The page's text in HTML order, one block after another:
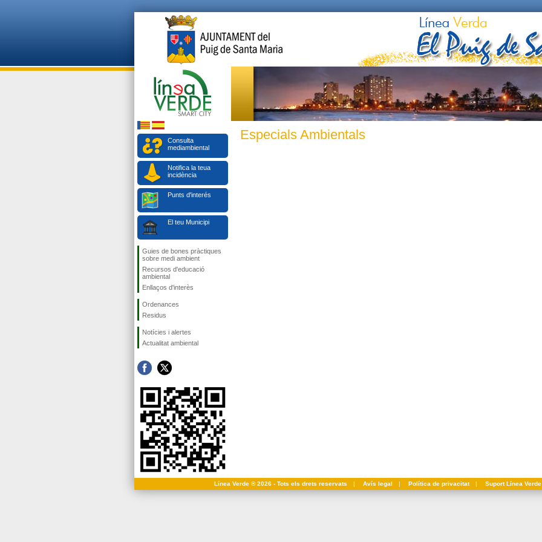
Consulta
mediambiental
Notifica la teua
incidència
Punts d'interés
El teu Municipi
Guies de bones pràctiques
sobre medi ambient
Recursos d'educació
ambiental
Enllaços d'interès
Ordenances
Residus
Notícies i alertes
Actualitat ambiental
Especials Ambientals
Línea Verde ® 2026 - Tots els drets reservats | Avís legal | Política de privacitat | Suport Línea Verde